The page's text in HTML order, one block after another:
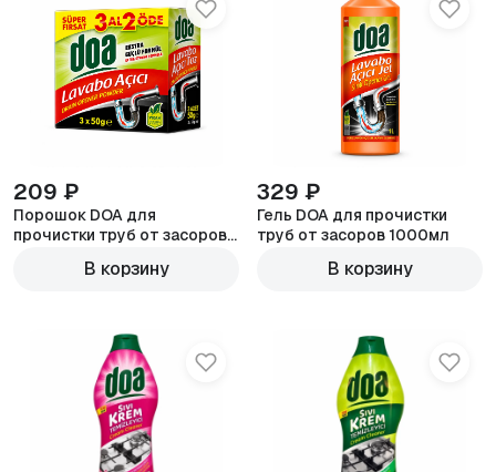
209 ₽
Порошок DOA для
прочистки труб от засоров
В корзину
329 ₽
Гель DOA для прочистки
труб от засоров 1000мл
В корзину